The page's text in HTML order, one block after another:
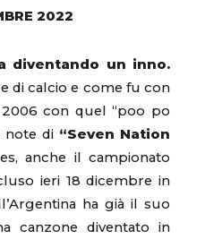
2022
diventando un inno.
di calcio e come fu con
2006 con quel “poo po
note di “Seven Nation
anche il campionato
ieri 18 dicembre in
ha già il suo
canzone diventato in